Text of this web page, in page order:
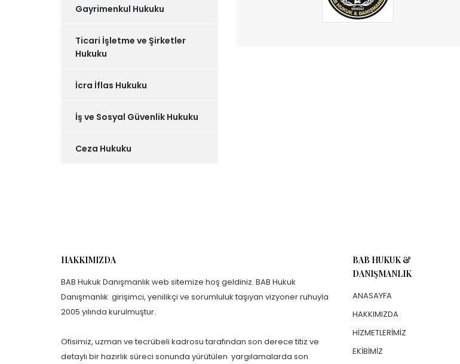
Gayrimenkul Hukuku
Ticari İşletme ve Şirketler
Hukuku
İcra İflas Hukuku
İş ve Sosyal Güvenlik Hukuku
Ceza Hukuku
HAKKIMIZDA
BAB Hukuk Danışmanlık web sitemize hoş geldiniz. BAB Hukuk
Danışmanlık girişimci, yenilikçi ve sorumluluk taşıyan vizyoner ruhuyla
2005 yılında kurulmuştur.
Ofisimiz, uzman ve tecrübeli kadrosu tarafından son derece titiz ve
detaylı bir hazırlık süreci sonunda yürütülen yargılamalarda son
BAB HUKUK &
DANIŞMANLIK
ANASAYFA
HAKKIMIZDA
HIZMETLERIMIZ
EKIBIMIZ